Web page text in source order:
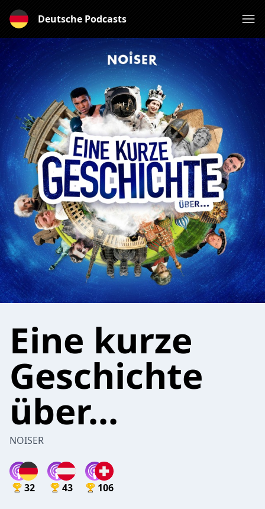
Deutsche Podcasts
Eine kurze
Geschichte
über...
NOISER
32 43 106